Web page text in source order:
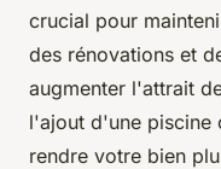
crucial pour
des rénovations et
augmenter l'attrait
l'ajout d'une piscine
rendre votre bien